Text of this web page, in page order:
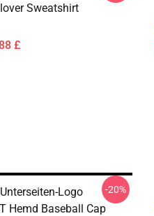
Sweatshirt
£
Logo
Hemd Baseball Cap
-20%